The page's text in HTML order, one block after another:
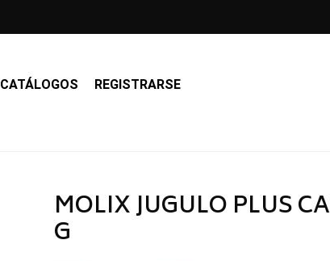
CATÁLOGOS REGISTRARSE
MOLIX JUGULO PLUS
G